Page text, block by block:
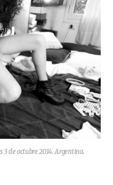
3 de octubre 2014. Argentina.